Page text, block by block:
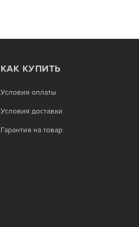
КАК КУПИТЬ
Условия оплаты
Условия доставки
Гарантия на товар